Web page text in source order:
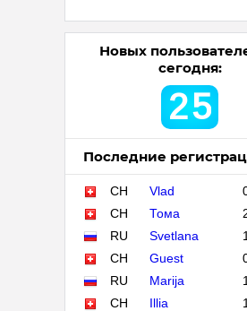
Новых
сегодня:
25
Последние
CH Vlad
CH
Тома
RU
Svetlana
CH
Guest
RU
Marija
CH
Illia